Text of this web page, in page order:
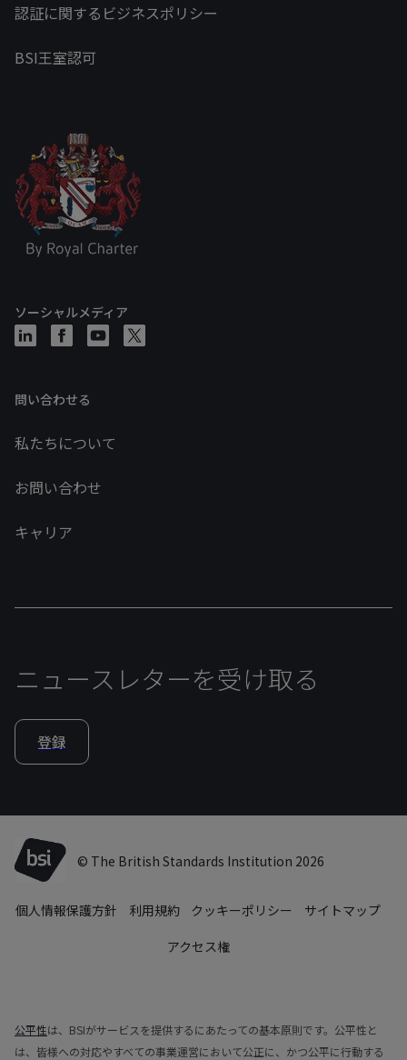
認証に関するビジネスポリシー
BSI王室認可
ソーシャルメディア
問い合わせる
私たちについて
お問い合わせ
キャリア
ニュースレターを受け取る
登録
© The British Standards Institution 2026
個人情報保護方針 利用規約 クッキーポリシー
サイトマップ
アクセス権
公平性は、BSIがサービスを提供するにあたっての基本原則です。公平性と
は、皆様への対応やすべての事業運営において公正に、かつ公平に行動する